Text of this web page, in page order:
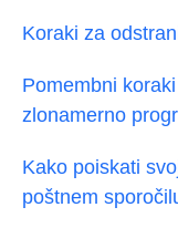
Koraki za
Pomembni
zlonamerno
Kako poiskati
poštnem